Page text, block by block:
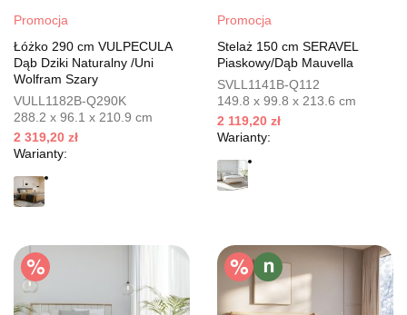
Promocja
Łóżko 290 cm VULPECULA
Dąb Dziki Naturalny /Uni
Wolfram Szary
VULL1182B-Q290K
288.2 x 96.1 x 210.9 cm
2 319,20 zł
Warianty:
Promocja
Stelaż 150 cm SERAVEL
Piaskowy/Dąb Mauvella
SVLL1141B-Q112
149.8 x 99.8 x 213.6 cm
2 119,20 zł
Warianty: